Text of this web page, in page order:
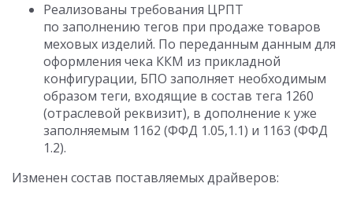
Реализованы требования ЦРПТ
по заполнению тегов при продаже товаров
меховых изделий. По переданным данным для
оформления чека ККМ из прикладной
конфигурации, БПО заполняет необходимым
образом теги, входящие в состав тега 1260
(отраслевой реквизит), в дополнение к уже
заполняемым 1162 (ФФД 1.05,1.1) и 1163 (ФФД
1.2).
Изменен состав поставляемых драйверов: